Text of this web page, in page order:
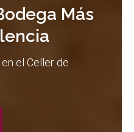
Más
en el Celler de